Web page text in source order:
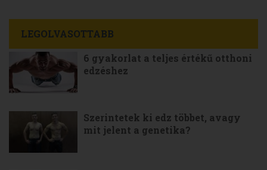
LEGOLVASOTTABB
6 gyakorlat a teljes értékű otthoni
edzéshez
Szerintetek ki edz többet, avagy
mit jelent a genetika?